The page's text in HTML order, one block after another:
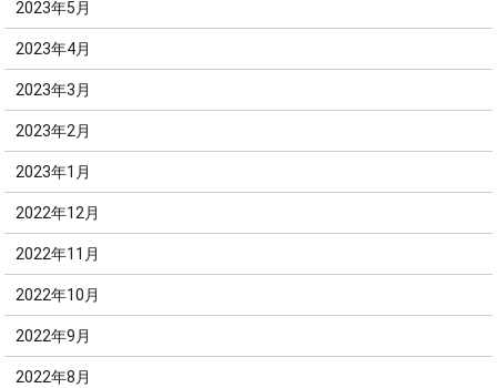
2023年5月
2023年4月
2023年3月
2023年2月
2023年1月
2022年12月
2022年11月
2022年10月
2022年9月
2022年8月